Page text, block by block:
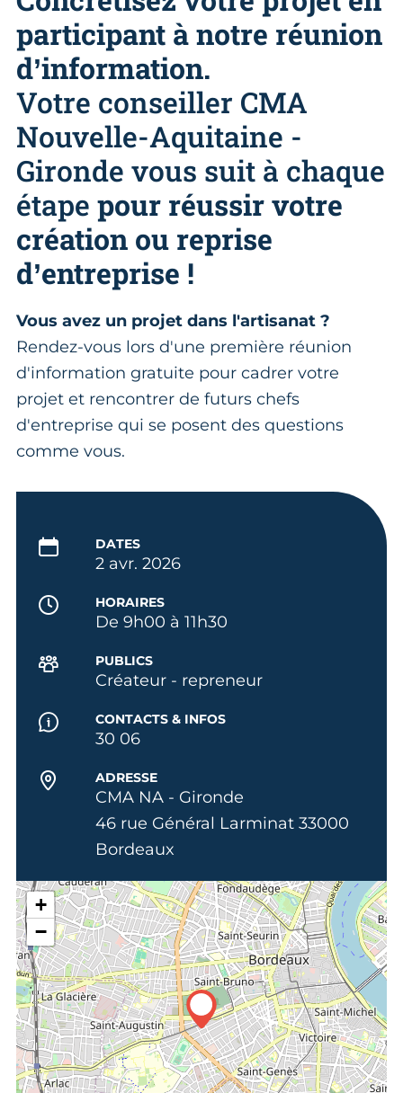
participant à notre réunion
d’information.
Votre conseiller CMA
Nouvelle-Aquitaine -
Gironde vous suit à chaque
étape pour réussir votre
création ou reprise
d’entreprise !
Vous avez un projet dans l'artisanat ?
Rendez-vous lors d'une première réunion
d'information gratuite pour cadrer votre
projet et rencontrer de futurs chefs
d'entreprise qui se posent des questions
comme vous.
DATES
2 avr. 2026
HORAIRES
De 9h00 à 11h30
PUBLICS
Créateur - repreneur
CONTACTS & INFOS
30 06
ADRESSE
CMA NA - Gironde
46 rue Général Larminat 33000
Bordeaux
+
−